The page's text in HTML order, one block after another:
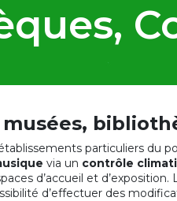
particuliers du
via un contrôle
d’accueil et
d’effectuer des